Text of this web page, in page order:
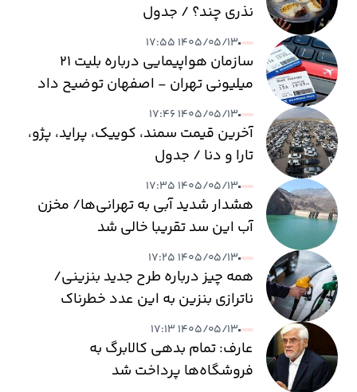
نذری چند؟ / جدول
۱۴۰۵/۰۵/۱۳ ۱۷:۵۵
سازمان هواپیمایی درباره بلیت ۲۱
میلیونی تهران - اصفهان توضیح داد
۱۴۰۵/۰۵/۱۳ ۱۷:۴۶
آخرین قیمت سمند، کوییک، پراید، پژو،
تارا و دنا / جدول
۱۴۰۵/۰۵/۱۳ ۱۷:۳۵
هشدار شدید آبی به تهرانی‌ها/ مخزن
آب این سد تقریبا خالی شد
۱۴۰۵/۰۵/۱۳ ۱۷:۲۵
همه چیز درباره طرح جدید بنزینی/
ناترازی بنزین به این عدد خطرناک
می‌رسد
۱۴۰۵/۰۵/۱۳ ۱۷:۱۳
عارف: تمام بدهی کالابرگ به
فروشگاه‌ها پرداخت شد